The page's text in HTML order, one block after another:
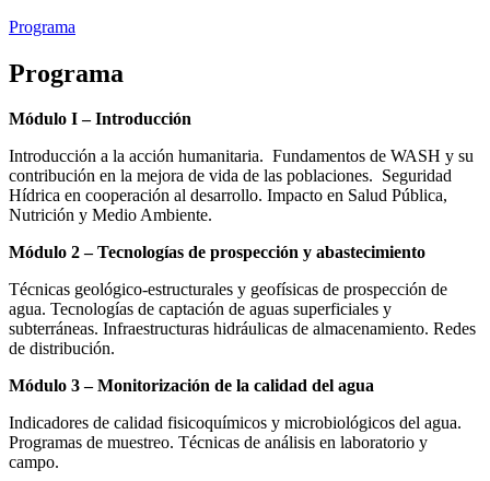
Programa
Programa
Módulo I – Introducción
Introducción a la acción humanitaria. Fundamentos de WASH y su
contribución en la mejora de vida de las poblaciones. Seguridad
Hídrica en cooperación al desarrollo. Impacto en Salud Pública,
Nutrición y Medio Ambiente.
Módulo 2 – Tecnologías de prospección y abastecimiento
Técnicas geológico-estructurales y geofísicas de prospección de
agua. Tecnologías de captación de aguas superficiales y
subterráneas. Infraestructuras hidráulicas de almacenamiento. Redes
de distribución.
Módulo 3 – Monitorización de la calidad del agua
Indicadores de calidad fisicoquímicos y microbiológicos del agua.
Programas de muestreo. Técnicas de análisis en laboratorio y
campo.